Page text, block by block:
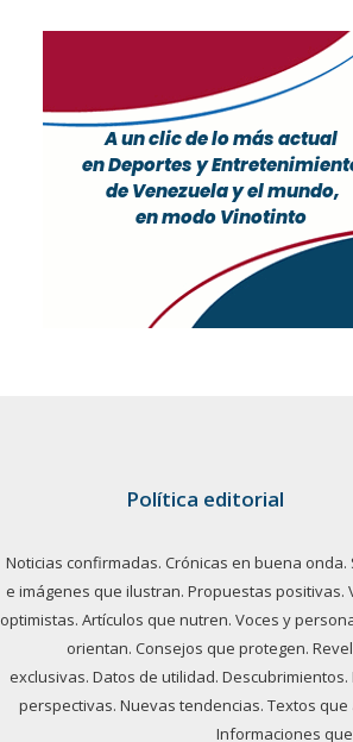
Política editorial
Noticias confirmadas. Crónicas en buena onda.
e imágenes que ilustran. Propuestas positivas.
optimistas. Artículos que nutren. Voces y
orientan. Consejos que protegen.
exclusivas. Datos de utilidad. Descubrimientos.
perspectivas. Nuevas tendencias. Textos que
Informaciones